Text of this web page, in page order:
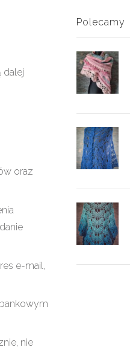
dalej
oraz
e-mail,
nie
Polecamy